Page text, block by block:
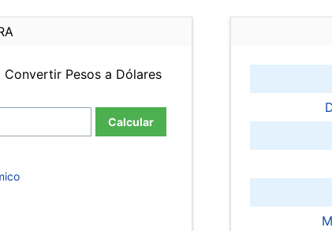
Convertir Pesos a Dólares
Calcular